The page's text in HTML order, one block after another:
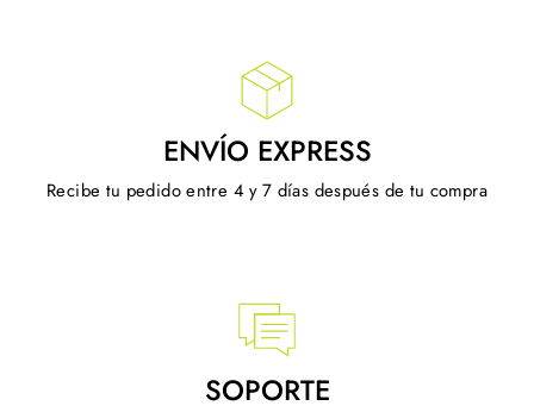
ENVÍO EXPRESS
Recibe tu pedido entre 4 y 7 días después de tu compra
SOPORTE